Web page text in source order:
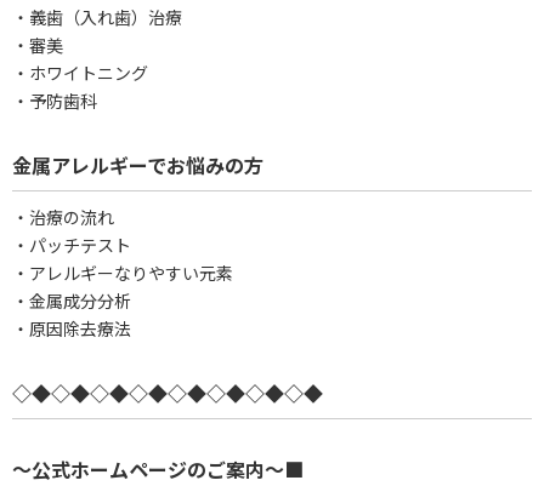
・義歯（入れ歯）治療
・審美
・ホワイトニング
・予防歯科
金属アレルギーでお悩みの方
・治療の流れ
・パッチテスト
・アレルギーなりやすい元素
・金属成分分析
・原因除去療法
◇◆◇◆◇◆◇◆◇◆◇◆◇◆◇◆
～公式ホームページのご案内～■